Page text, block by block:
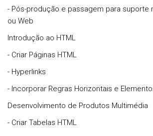
- Pós-produção e passagem para suporte
ou Web
Introdução ao HTML
- Criar Páginas HTML
- Hyperlinks
- Incorporar Regras Horizontais e
Desenvolvimento de Produtos Multimédia
- Criar Tabelas HTML